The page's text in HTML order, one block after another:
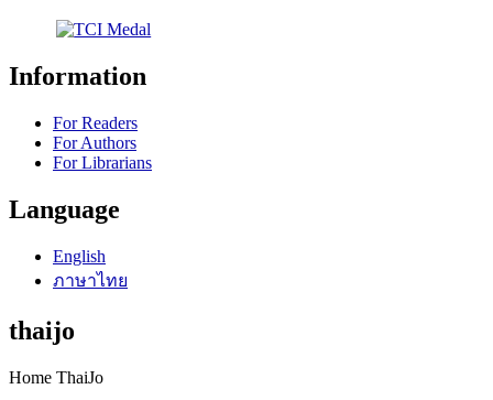
Information
For Readers
For Authors
For Librarians
Language
English
ภาษาไทย
thaijo
Home ThaiJo